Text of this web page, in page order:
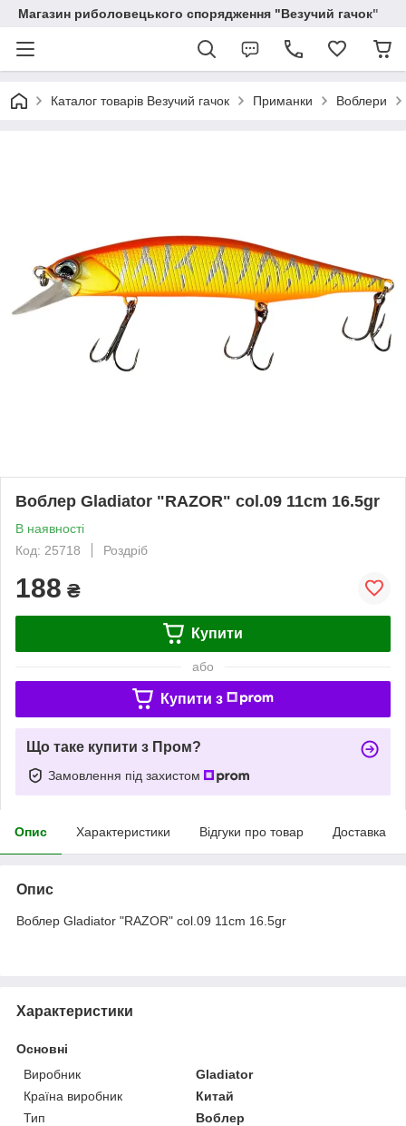
Магазин риболовецького спорядження "Везучий гачок"
Каталог товарів Везучий гачок Приманки Воблери
Воблер Gladiator "RAZOR" col.09 11cm 16.5gr
В наявності
Код: 25718
Роздріб
188 ₴
Купити
або
Купити з
Що таке купити з Пром?
Замовлення під захистом
Опис Характеристики Відгуки про товар Доставка
Опис
Воблер Gladiator "RAZOR" col.09 11cm 16.5gr
Характеристики
Основні
Виробник
Gladiator
Країна виробник
Китай
Тип
Воблер